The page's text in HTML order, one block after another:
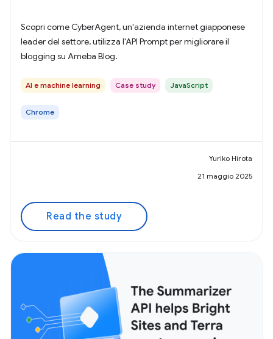
Scopri come CyberAgent, un'azienda internet giapponese
leader del settore, utilizza l'API Prompt per migliorare il
blogging su Ameba Blog.
AI e machine learning Case study JavaScript
Chrome
Yuriko Hirota
21 maggio 2025
Read the study